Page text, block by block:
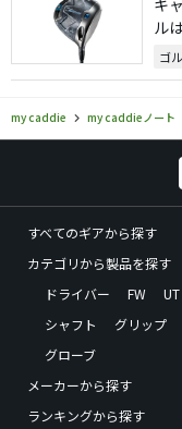
ル
ゴ
my caddie my caddieノート
すべてのギアから探す
カテゴリから製品を探す
ドライバー
FW UT
シャフト
グリップ
グローブ
メーカーから探す
ランキングから探す